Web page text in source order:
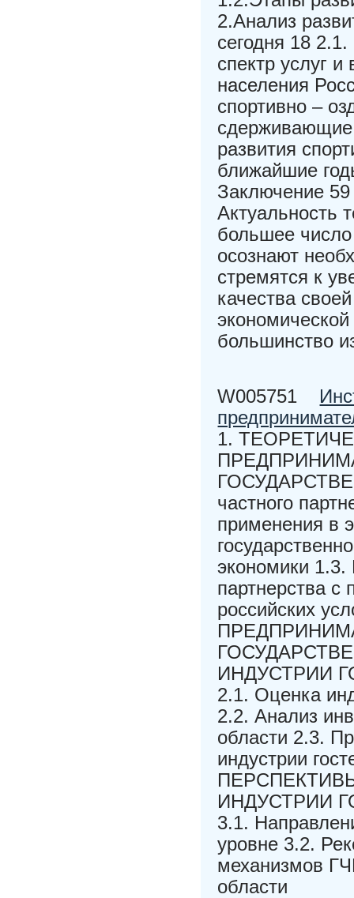
2.Анализ
сегодня 18
спектр услуг
населения
спортивно –
сдерживающие
развития
ближайшие
Заключение
Актуальность
большее
осознают
стремятся к
качества
большинство
W005751
1.
частного
применения в
экономики 1.3.
партнерства с
российских
ИНДУСТРИИ
2.1. Оценка
2.2. Анализ
области 2.3.
индустрии
ИНДУСТРИИ
3.1.
уровне 3.2.
механизмов
области